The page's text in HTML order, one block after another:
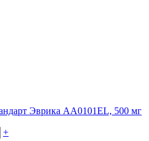
Эврика AA0101EL, 500 мг
+